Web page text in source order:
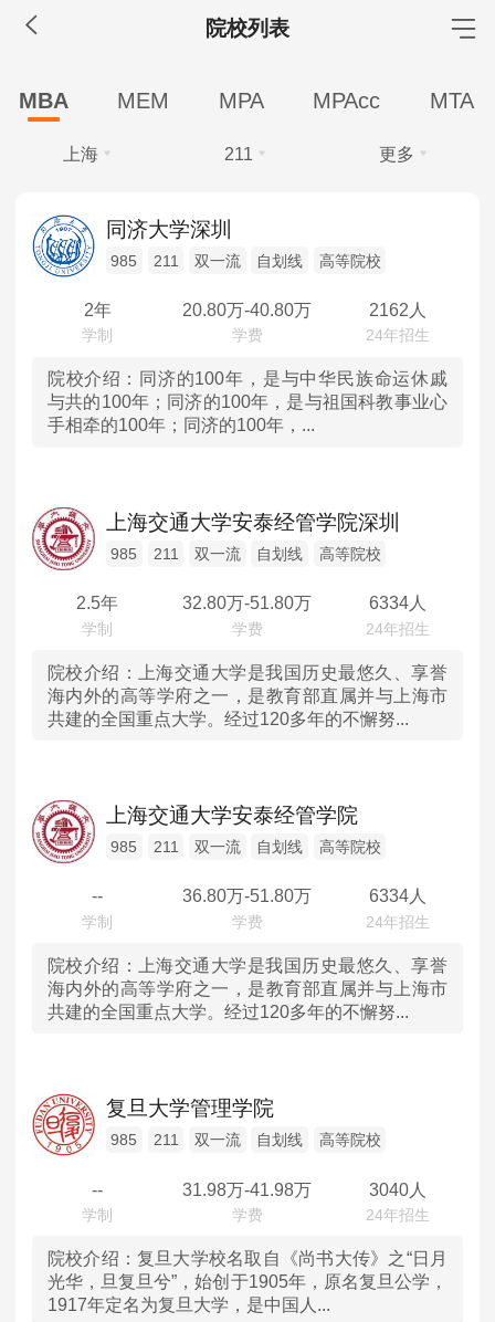
院校列表
院校库
考试真题
招生简章
MEM工程管理
院校库 考试报名 招生政策 学制学费
考试真题
报考经验 招生简章
院校库 考试报名 招生政策 学制学费
报名流程
院校库 考试报名 招生政策 学制学费
MTA旅游管理
院校库 考试报名 招生政策 学制学费
报名流程
考试真题
报考经验 招生简章
MBA MEM MPA MPAcc MTA
上海
北京
河北
山西
吉林
上海
江苏
安徽
江西
山东
湖北
广东
重庆
211
985
双一流
自划线
更多
全部
10万以下
全部 2年 2.5年
学习方式
同济大学深圳
985 211 双一流 自划线 高等院校
2年 20.80万-40.80万 2162人
院校介绍： 同济的100年，是与中华民族命运休戚
与共的100年；同济的100年，是与祖国科教事业心
手相牵的100年；同济的100年，...
上海交通大学安泰经管学院深圳
985 211 双一流 自划线 高等院校
2.5年 32.80万-51.80万 6334人
院校介绍：
上海交通大学是我国历史最悠久、享誉
海内外的高等学府之一，是教育部直属并与上海市
共建的全国重点大学。经过120多年的不懈努...
上海交通大学安泰经管学院
985 211 双一流 自划线 高等院校
-- 36.80万-51.80万 6334人
院校介绍：
上海交通大学是我国历史最悠久、享誉
海内外的高等学府之一，是教育部直属并与上海市
共建的全国重点大学。经过120多年的不懈努...
复旦大学管理学院
985 211 双一流 自划线 高等院校
-- 31.98万-41.98万 3040人
院校介绍： 复旦大学校名取自《尚书大传》之“日月
光华，旦复旦兮”，始创于1905年，原名复旦公学，
1917年定名为复旦大学，是中国人...